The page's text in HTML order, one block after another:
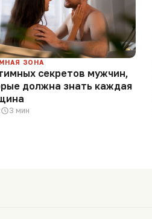
ЗОНА
секретов мужчин,
должна знать каждая
3 мин